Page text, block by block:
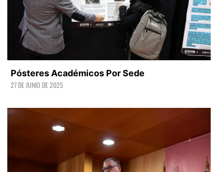
Pósteres Académicos Por Sede
27 DE JUNIO DE 2025